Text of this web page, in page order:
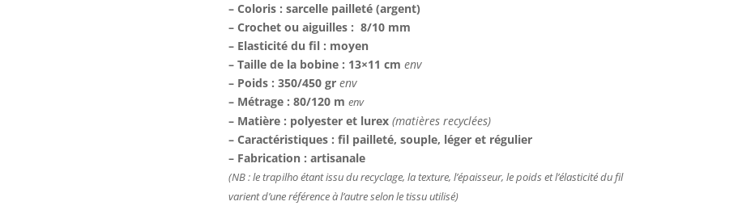
– Coloris : sarcelle pailleté (argent)
– Crochet ou aiguilles : 8/10 mm
– Elasticité du fil : moyen
– Taille de la bobine : 13×11 cm env
– Poids : 350/450 gr env
– Métrage : 80/120 m env
– Matière : polyester et lurex (matières recyclées)
– Caractéristiques : fil pailleté, souple, léger et régulier
– Fabrication : artisanale
(NB : le trapilho étant issu du recyclage, la texture, l’épaisseur, le poids et l’élasticité du fil
varient d’une référence à l’autre selon le tissu utilisé)